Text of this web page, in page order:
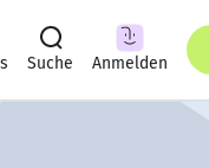
Suche Anmelden